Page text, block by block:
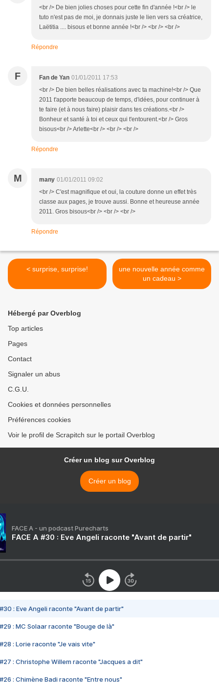
<br /> De bien jolies choses pour cette fin d'année !<br /> le
tuto n'est pas de moi, je donnais juste le lien vers sa créatrice,
Laëtitia .... bisous et bonne année !<br /> <br /> <br />
Répondre
F Fan de Yan 01/01/2011 17:53
<br /> De bien belles réalisations avec ta machine!<br /> Que
2011 t'apporte beaucoup de temps, d'idées, pour continuer à
te faire (et à nous faire) plaisir dans tes créations.<br />
Bonheur et santé à toi et ceux qui t'entourent.<br /> Gros
bisous<br /> Arlette<br /> <br /> <br />
Répondre
M many 01/01/2011 09:02
<br /> C'est magnifique et oui, la couture donne un effet très
classe aux pages, je trouve aussi. Bonne et heureuse année
2011. Gros bisous<br /> <br /> <br />
Répondre
< surprise, surprise!
une nouvelle année comme
un cadeau >
Hébergé par Overblog
Top articles
Pages
Contact
Signaler un abus
C.G.U.
Cookies et données personnelles
Préférences cookies
Voir le profil de Scrapitch sur le portail Overblog
Créer un blog sur Overblog
Créer un blog
FACE A - un podcast Purecharts
FACE A #30 : Eve Angeli raconte "Avant de partir"
#30 : Eve Angeli raconte "Avant de partir"
#29 : MC Solaar raconte "Bouge de là"
#28 : Lorie raconte "Je vais vite"
#27 : Christophe Willem raconte "Jacques a dit"
#26 : Chimène Badi raconte "Entre nous"